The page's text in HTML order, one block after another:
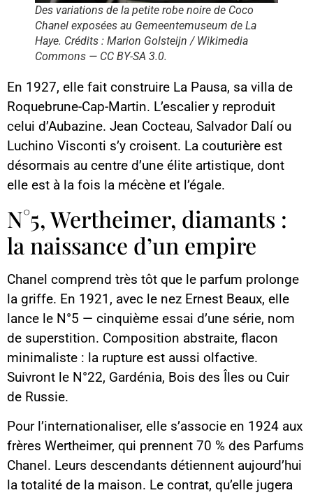
Des variations de la petite robe noire de Coco
Chanel exposées au Gemeentemuseum de La
Haye. Crédits : Marion Golsteijn / Wikimedia
Commons — CC BY-SA 3.0.
En 1927, elle fait construire La Pausa, sa villa de
Roquebrune-Cap-Martin. L’escalier y reproduit
celui d’Aubazine. Jean Cocteau, Salvador Dalí ou
Luchino Visconti s’y croisent. La couturière est
désormais au centre d’une élite artistique, dont
elle est à la fois la mécène et l’égale.
N°5, Wertheimer, diamants :
la naissance d’un empire
Chanel comprend très tôt que le parfum prolonge
la griffe. En 1921, avec le nez Ernest Beaux, elle
lance le N°5 — cinquième essai d’une série, nom
de superstition. Composition abstraite, flacon
minimaliste : la rupture est aussi olfactive.
Suivront le N°22, Gardénia, Bois des Îles ou Cuir
de Russie.
Pour l’internationaliser, elle s’associe en 1924 aux
frères Wertheimer, qui prennent 70 % des Parfums
Chanel. Leurs descendants détiennent aujourd’hui
la totalité de la maison. Le contrat, qu’elle jugera